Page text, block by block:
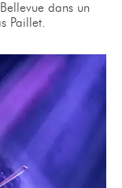
dans un
Paillet.